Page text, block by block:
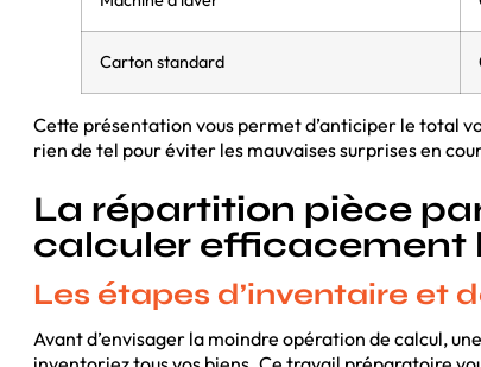
Carton standard
Cette présentation vous permet d’anticiper le total
rien de tel pour éviter les mauvaises surprises en
La répartition pièce
calculer efficacement
Les étapes d’inventaire et
Avant d’envisager la moindre opération de calcul,